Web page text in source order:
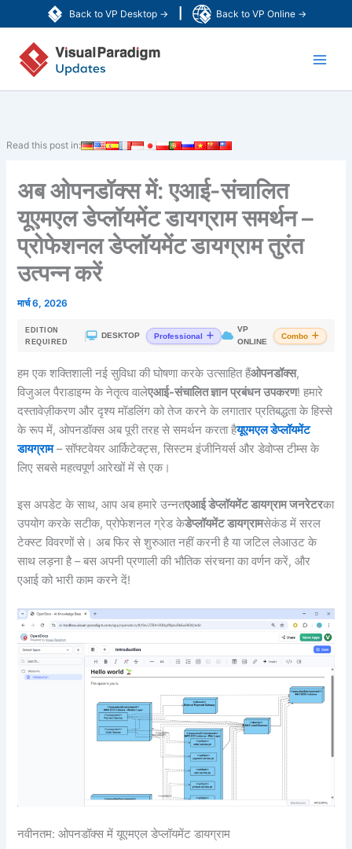
Back to VP Desktop → Back to VP Online →
to
content
Read this post in:
अब ओपनडॉक्स में: एआई-संचालित
यूएमएल डेप्लॉयमेंट डायग्राम समर्थन –
प्रोफेशनल डेप्लॉयमेंट डायग्राम तुरंत
उत्पन्न करें
मार्च 6, 2026
EDITION
REQUIRED
DESKTOP Professional
VP
ONLINE
Combo
हम एक शक्तिशाली नई सुविधा की घोषणा करके उत्साहित हैंओपनडॉक्स,
विजुअल पैराडाइग्म के नेतृत्व वालेएआई-संचालित ज्ञान प्रबंधन उपकरण! हमारे
दस्तावेज़ीकरण और दृश्य मॉडलिंग को तेज करने के लगातार प्रतिबद्धता के हिस्से
के रूप में, ओपनडॉक्स अब पूरी तरह से समर्थन करता हैयूएमएल डेप्लॉयमेंट
डायग्राम– सॉफ्टवेयर आर्किटेक्ट्स, सिस्टम इंजीनियर्स और डेवोप्स टीम्स के
लिए सबसे महत्वपूर्ण आरेखों में से एक।
इस अपडेट के साथ, आप अब हमारे उन्नतएआई डेप्लॉयमेंट डायग्राम जनरेटरका
उपयोग करके सटीक, प्रोफेशनल ग्रेड केडेप्लॉयमेंट डायग्रामसेकंड में सरल
टेक्स्ट विवरणों से। अब फिर से शुरुआत नहीं करनी है या जटिल लेआउट के
साथ लड़ना है – बस अपनी प्रणाली की भौतिक संरचना का वर्णन करें, और
एआई को भारी काम करने दें!
नवीनतम: ओपनडॉक्स में यूएमएल डेप्लॉयमेंट डायग्राम